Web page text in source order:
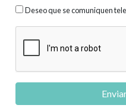
Deseo que se comuniquen